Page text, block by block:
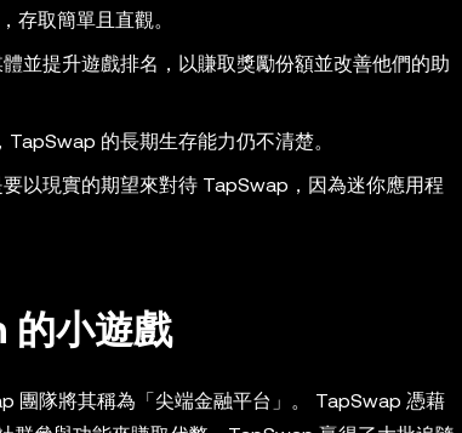
存取簡單且直觀。
並提升遊戲排名，以賺取獎勵份額並改善他們的助
的長期生存能力仍不清楚。
以現實的期望來對待 TapSwap，因為迷你應用程
的小遊戲
團隊將其稱為「尖端金融平台」。 TapSwap 憑藉